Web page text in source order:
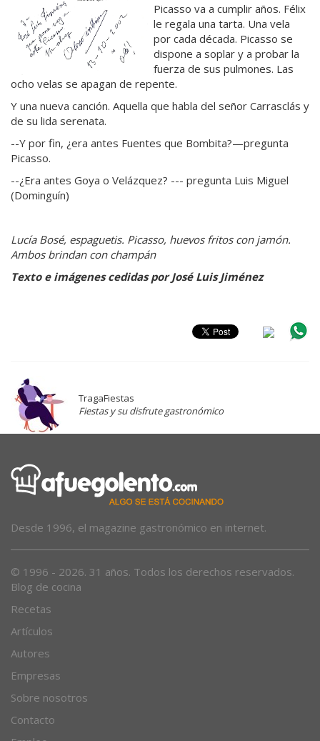
Picasso va a cumplir años. Félix
le regala una tarta. Una vela
por cada década. Picasso se
dispone a soplar y a probar la
fuerza de sus pulmones. Las
ocho velas se apagan de repente.
Y una nueva canción. Aquella que habla del señor Carrasclás y
de su lida serenata.
--Y por fin, ¿era antes Fuentes que Bombita?—pregunta
Picasso.
--¿Era antes Goya o Velázquez? --- pregunta Luis Miguel
(Dominguín)
Lucía Bosé, espaguetis. Picasso, huevos fritos con jamón.
Ambos brindan con champán
Texto e imágenes cedidas por José Luis Jiménez
TragaFiestas
Fiestas y su disfrute gastronómico
Desde 1996, el magazine gastronómico en internet.
© 1996 - 2026. 31 años. Todos los derechos reservados.
Blog de cocina
Recetas
Artículos
Autores
Empresas
Sobre nosotros
Contacto